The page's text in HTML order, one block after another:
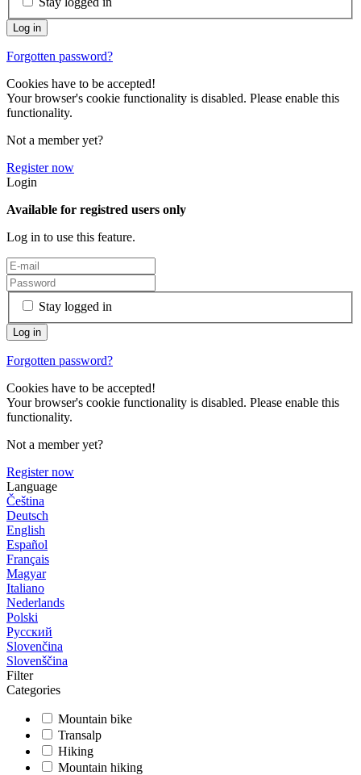
Forgotten password?
Cookies have to be accepted!
Your browser's cookie functionality is disabled. Please enable this
functionality.
Not a member yet?
Register now
Login
Available for registred users only
Log in to use this feature.
Stay logged in
Forgotten password?
Cookies have to be accepted!
Your browser's cookie functionality is disabled. Please enable this
functionality.
Not a member yet?
Register now
Language
Čeština
Deutsch
English
Español
Français
Magyar
Italiano
Nederlands
Polski
Русский
Slovenčina
Slovenščina
Filter
Categories
Mountain bike
Transalp
Hiking
Mountain hiking